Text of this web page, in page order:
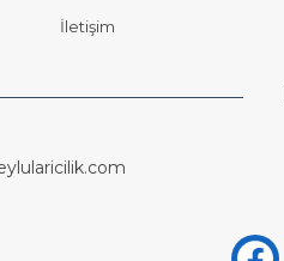
İletişim